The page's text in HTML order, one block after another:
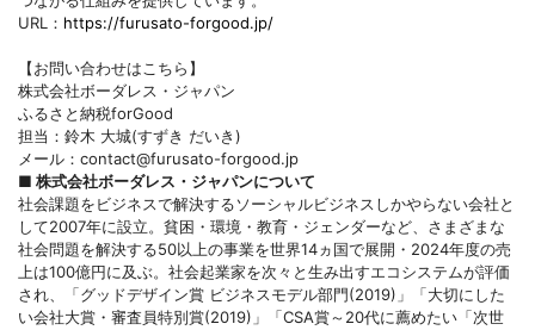
URL： https://furusato-forgood.jp/
【お問い合わせはこちら】
株式会社ボーダレス・ジャパン
ふるさと納税forGood
担当：鈴木 大城(すずき だいき)
メール：contact@furusato-forgood.jp
■ 株式会社ボーダレス・ジャパンについて
社会課題をビジネスで解決するソーシャルビジネスしかやらない会社と
して2007年に設立。貧困・環境・教育・ジェンダーなど、さまざまな
社会問題を解決する50以上の事業を世界14ヵ国で展開・2024年度の売
上は100億円に及ぶ。社会起業家を次々と生み出すエコシステムが評価
され、「グッドデザイン賞 ビジネスモデル部門(2019)」「大切にした
い会社大賞・審査員特別賞(2019)」「CSA賞～20代に薦めたい「次世